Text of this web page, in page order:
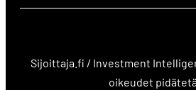
Sijoittaja.fi / Investment
oikeudet